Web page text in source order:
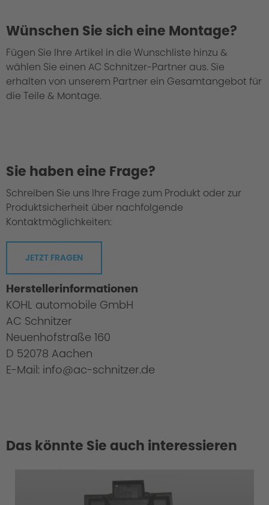
We take every suspension kit through the
"Green Hell".
Wünschen Sie sich eine Montage?
Fügen Sie Ihre Artikel in die Wunschliste hinzu &
wählen Sie einen AC Schnitzer-Partner aus. Sie
erhalten von unserem Partner ein Gesamtangebot für
die Teile & Montage.
Sie haben eine Frage?
Schreiben Sie uns Ihre Frage zum Produkt oder zur
Produktsicherheit über nachfolgende
Kontaktmöglichkeiten:
JETZT FRAGEN
Herstellerinformationen
KOHL automobile GmbH
AC Schnitzer
Neuenhofstraße 160
D 52078 Aachen
E-Mail: info@ac-schnitzer.de
Das könnte Sie auch interessieren